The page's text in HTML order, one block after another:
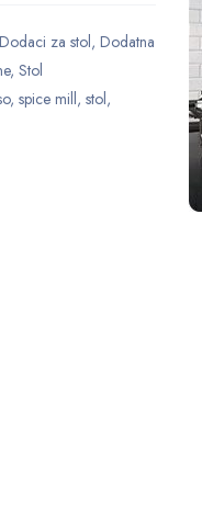
Dodaci za stol, Dodatna
, Stol
, spice mill, stol,